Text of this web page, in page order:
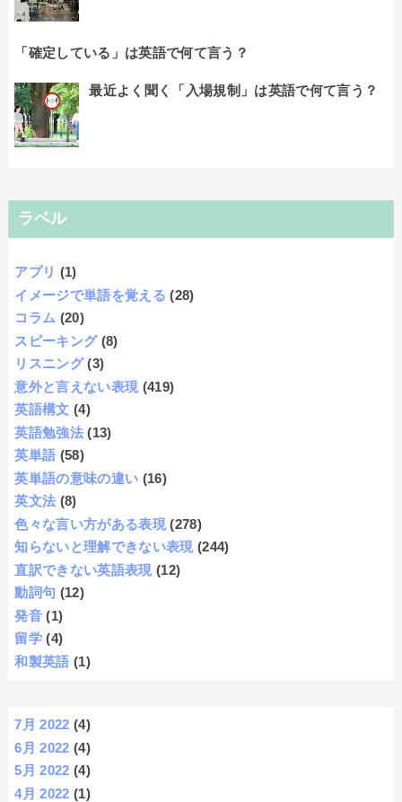
「確定している」は英語で何て言う？
最近よく聞く「入場規制」は英語で何て言う？
ラベル
アプリ (1)
イメージで単語を覚える (28)
コラム (20)
スピーキング (8)
リスニング (3)
意外と言えない表現 (419)
英語構文 (4)
英語勉強法 (13)
英単語 (58)
英単語の意味の違い (16)
英文法 (8)
色々な言い方がある表現 (278)
知らないと理解できない表現 (244)
直訳できない英語表現 (12)
動詞句 (12)
発音 (1)
留学 (4)
和製英語 (1)
7月 2022 (4)
6月 2022 (4)
5月 2022 (4)
4月 2022 (1)